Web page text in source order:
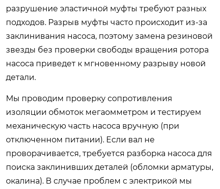
разрушение эластичной муфты требуют разных
подходов. Разрыв муфты часто происходит из-за
заклинивания насоса, поэтому замена резиновой
звезды без проверки свободы вращения ротора
насоса приведет к мгновенному разрыву новой
детали.
Мы проводим проверку сопротивления
изоляции обмоток мегаомметром и тестируем
механическую часть насоса вручную (при
отключенном питании). Если вал не
проворачивается, требуется разборка насоса для
поиска заклинивших деталей (обломки арматуры,
окалина). В случае проблем с электрикой мы